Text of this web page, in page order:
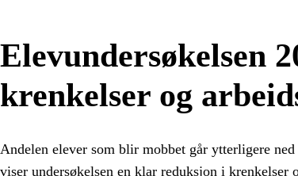
Elevundersøkelsen
krenkelser og
Andelen elever som blir mobbet går ytterligere
viser undersøkelsen en klar reduksjon i krenkelser